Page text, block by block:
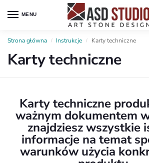
MENU
Strona główna / Instrukcje / Karty techniczne
Karty techniczne
Karty techniczne
ważnym dokumentem
znajdziesz wszystkie
informacje na temat
warunków użycia